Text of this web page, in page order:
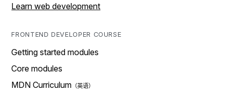
Learn web development
FRONTEND DEVELOPER COURSE
Getting started modules
Core modules
MDN Curriculum